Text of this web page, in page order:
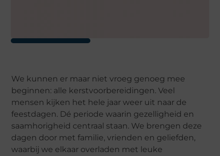
We kunnen er maar niet vroeg genoeg mee
beginnen: alle kerstvoorbereidingen. Veel
mensen kijken het hele jaar weer uit naar de
feestdagen. Dé periode waarin gezelligheid en
saamhorigheid centraal staan. We brengen deze
dagen door met familie, vrienden en geliefden,
waarbij we elkaar overladen met leuke